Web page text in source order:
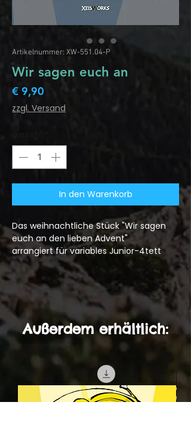
Artikelnummer: XW-551.04-P
Wir sagen euch an
€ 9,90
zzgl. Versand
In den Warenkorb
Das weihnachtliche Stück "Wir sagen
euch an den lieben Advent"
arrangiert für variables Junior-4tett
Außerdem erhältlich: